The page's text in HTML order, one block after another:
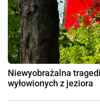
Niewyobrażalna
wyłowionych z jeziora